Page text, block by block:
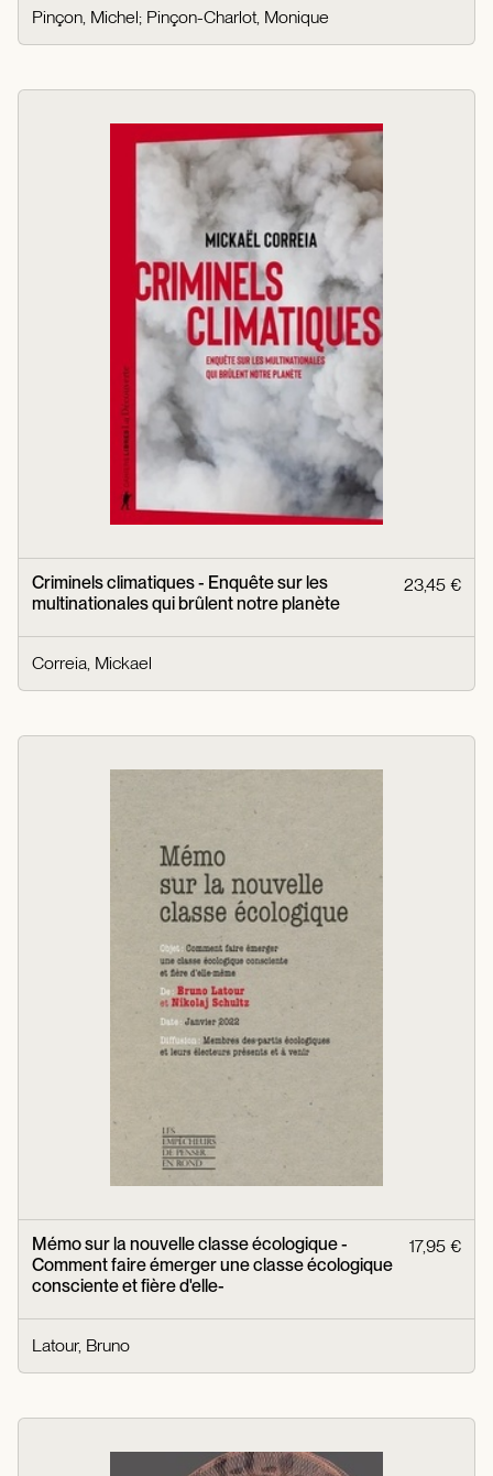
Pinçon, Michel; Pinçon-Charlot, Monique
Criminels climatiques - Enquête sur les
multinationales qui brûlent notre planète
23,45 €
Correia, Mickael
Mémo sur la nouvelle classe écologique -
Comment faire émerger une classe écologique
consciente et fière d'elle-
17,95 €
Latour, Bruno